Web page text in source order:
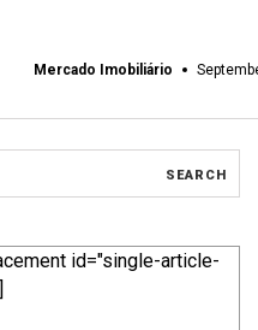
Mercado Imobiliário
id="single-article-